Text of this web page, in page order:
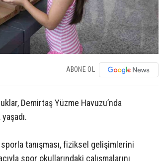
ABONE OL
Demirtaş Yüzme Havuzu’nda
tanışması, fiziksel gelişimlerini
spor okullarındaki çalışmalarını